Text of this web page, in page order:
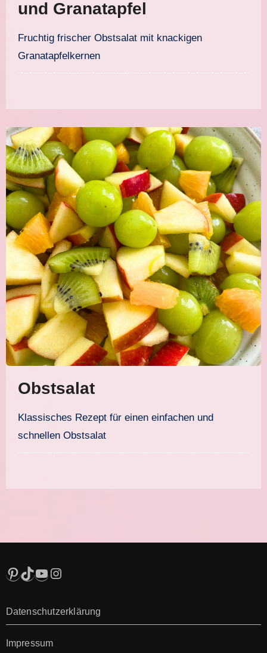
und Granatapfel
Fruchtig frischer Obstsalat mit knackigen
Granatapfelkernen
Obstsalat
Klassisches Rezept für einen einfachen und
schnellen Obstsalat
Pinterest
TikTok
YouTube
Instagram
Datenschutzerklärung
Impressum